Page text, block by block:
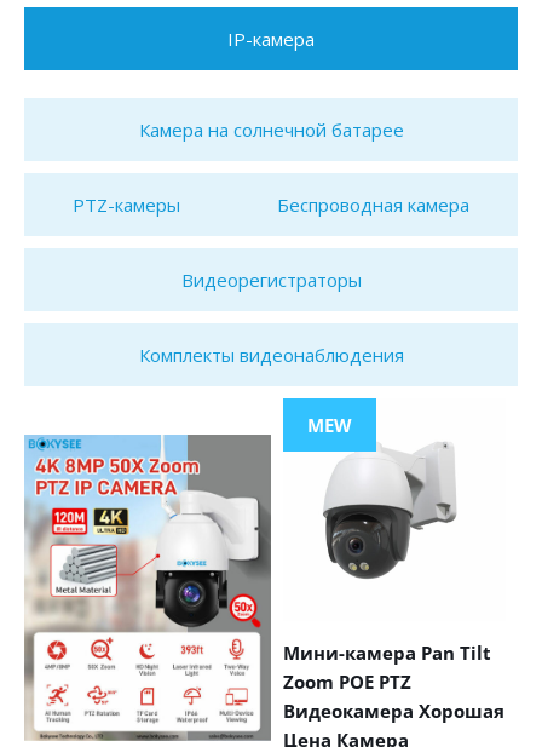
IP-камера
Камера на солнечной батарее
PTZ-камеры Беспроводная камера
Видеорегистраторы
Комплекты видеонаблюдения
MEW
Мини-камера Pan Tilt
Zoom POE PTZ
Видеокамера Хорошая
Цена Камера